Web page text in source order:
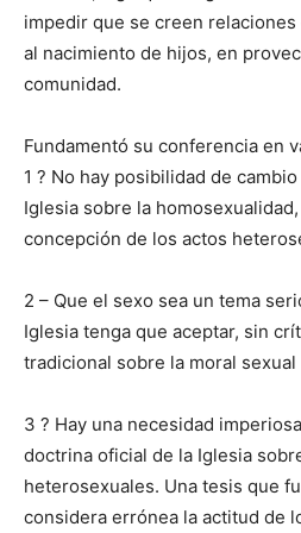
impedir que se creen
al nacimiento de hijos, en
comunidad.
Fundamentó su conferencia en
1 ? No hay posibilidad de
Iglesia sobre la
concepción de los actos
2 – Que el sexo sea un tema
Iglesia tenga que aceptar, sin
tradicional sobre la moral sexual
3 ? Hay una necesidad
doctrina oficial de la Iglesia
heterosexuales. Una tesis que
considera errónea la actitud de